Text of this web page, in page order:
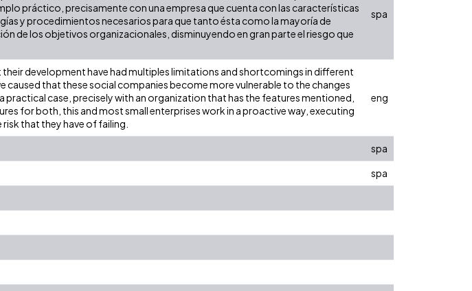
práctico, precisamente con una empresa que cuenta con las características
y procedimientos necesarios para que tanto ésta como la mayoría de
de los objetivos organizacionales, disminuyendo en gran parte el riesgo que
spa
development have had multiples limitations and shortcomings in different
caused that these social companies become more vulnerable to the changes
case, precisely with an organization that has the features mentioned,
for both, this and most small enterprises work in a proactive way, executing
that they have of failing.
eng
spa
spa